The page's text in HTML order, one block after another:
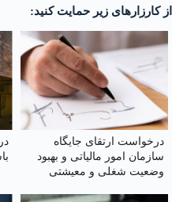
از کارزارهای زیر حمایت کنید:
درخواست ارتقای جایگاه
سازمان امور مالیاتی و بهبود
وضعیت شغلی و معیشتی